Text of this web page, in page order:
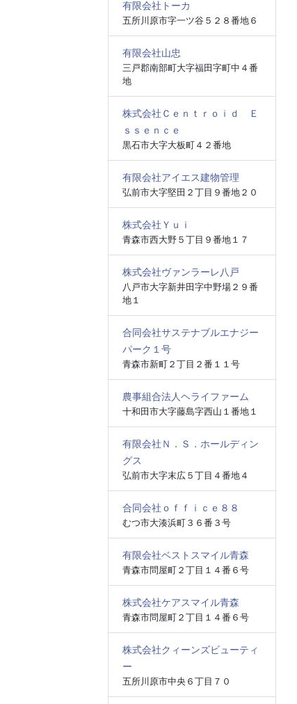
有限会社トーカ
五所川原市字一ツ谷５２８番地６
有限会社山忠
三戸郡南部町大字福田字町中４番
地
株式会社Ｃｅｎｔｒｏｉｄ Ｅ
ｓｓｅｎｃｅ
黒石市大字大板町４２番地
有限会社アイエス建物管理
弘前市大字堅田２丁目９番地２０
株式会社Ｙｕｉ
青森市西大野５丁目９番地１７
株式会社ヴァンラーレ八戸
八戸市大字新井田字中野場２９番
地１
合同会社サステナブルエナジー
パーク１号
青森市新町２丁目２番１１号
農事組合法人ヘライファーム
十和田市大字藤島字西山１番地１
有限会社Ｎ．Ｓ．ホールディン
グス
弘前市大字末広５丁目４番地４
合同会社ｏｆｆｉｃｅ８８
むつ市大湊浜町３６番３号
有限会社ベストスマイル青森
青森市問屋町２丁目１４番６号
株式会社ケアスマイル青森
青森市問屋町２丁目１４番６号
株式会社クィーンズビューティ
ー
五所川原市中央６丁目７０